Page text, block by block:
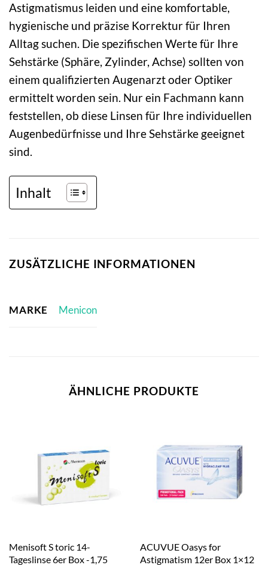
Astigmatismus leiden und eine komfortable,
hygienische und präzise Korrektur für Ihren
Alltag suchen. Die spezifischen Werte für Ihre
Sehstärke (Sphäre, Zylinder, Achse) sollten von
einem qualifizierten Augenarzt oder Optiker
ermittelt worden sein. Nur ein Fachmann kann
feststellen, ob diese Linsen für Ihre individuellen
Augenbedürfnisse und Ihre Sehstärke geeignet
sind.
Inhalt
ZUSÄTZLICHE INFORMATIONEN
MARKE Menicon
ÄHNLICHE PRODUKTE
Menisoft S toric 14-
Tageslinse 6er Box -1,75
ACUVUE Oasys for
Astigmatism 12er Box 1×12